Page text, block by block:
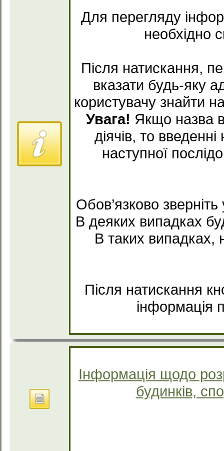
Для перегляду
необхідно
Після натискання,
вказати будь-яку
користувачу знайти
Увага! Якщо назва
діячів, то
наступної
Обов’язково зверніть
В деяких випадках
В таких випадках,
Після натискання
інформація
Інформація щодо
будинків,